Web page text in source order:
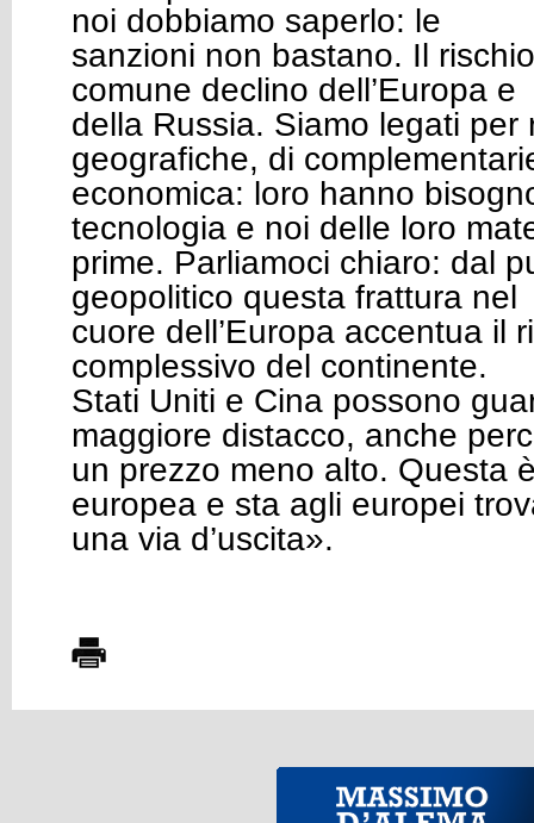
noi dobbiamo saperlo: le
sanzioni non bastano. Il
comune declino dell’Europa e
della Russia. Siamo legati per
geografiche, di
economica: loro hanno
tecnologia e noi delle loro
prime. Parliamoci chiaro: dal
geopolitico questa frattura nel
cuore dell’Europa accentua il
complessivo del continente.
Stati Uniti e Cina possono
maggiore distacco, anche
un prezzo meno alto. Questa
europea e sta agli europei
una via d’uscita».